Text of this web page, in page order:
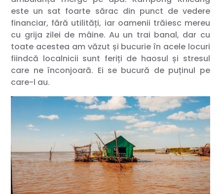
este un sat foarte sărac din punct de vedere
financiar, fără utilități, iar oamenii trăiesc mereu
cu grija zilei de mâine. Au un trai banal, dar cu
toate acestea am văzut și bucurie în acele locuri
fiindcă localnicii sunt feriți de haosul și stresul
care ne înconjoară. Ei se bucură de puținul pe
care-l au.